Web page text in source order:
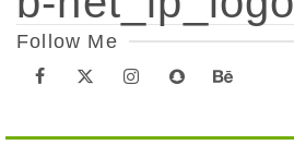
Follow Me